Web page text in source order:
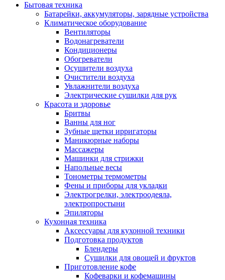
Бытовая техника
Батарейки, аккумуляторы, зарядные устройства
Климатическое оборудование
Вентиляторы
Водонагреватели
Кондиционеры
Обогреватели
Осушители воздуха
Очистители воздуха
Увлажнители воздуха
Электрические сушилки для рук
Красота и здоровье
Бритвы
Ванны для ног
Зубные щетки ирригаторы
Маникюрные наборы
Массажеры
Машинки для стрижки
Напольные весы
Тонометры термометры
Фены и приборы для укладки
Электрогрелки, электроодеяла,
электропростыни
Эпиляторы
Кухонная техника
Аксессуары для кухонной техники
Подготовка продуктов
Блендеры
Сушилки для овощей и фруктов
Приготовление кофе
Кофеварки и кофемашины